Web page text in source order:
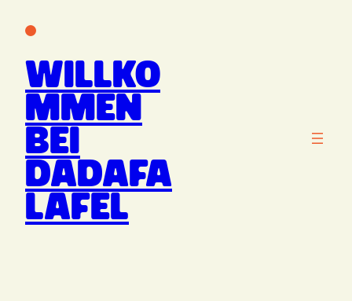
Inhalt
Willko
mmen
bei
Dadafa
lafel